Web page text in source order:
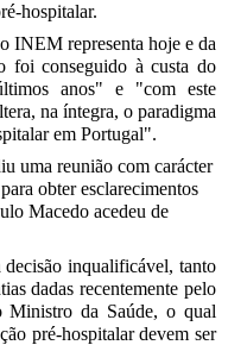
hospitalar.
INEM representa hoje e da
foi conseguido à custa do
anos" e "com este
na íntegra, o paradigma
em Portugal".
uma reunião com carácter
obter esclarecimentos
Macedo acedeu de
inqualificável, tanto
dadas recentemente pelo
Ministro da Saúde, o qual
pré-hospitalar devem ser